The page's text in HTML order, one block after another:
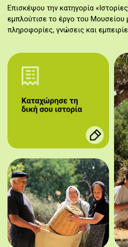
Επισκέψου την κατηγορία
εμπλούτισε το έργο του Μουσείου
πληροφορίες, γνώσεις και